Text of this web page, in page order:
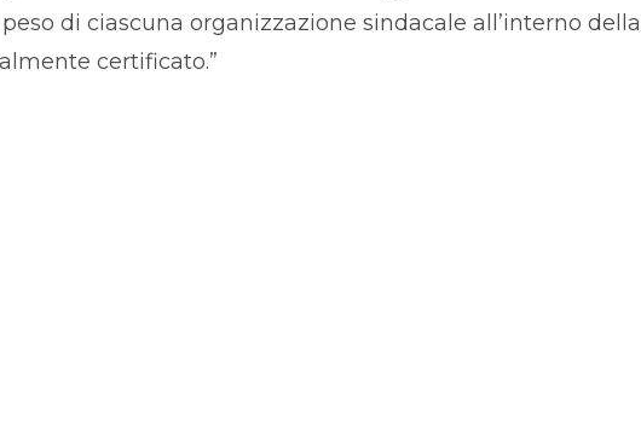
di ciascuna organizzazione sindacale all’interno della
certificato.”